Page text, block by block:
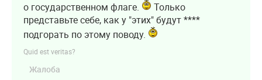
о государственном флаге.
Только
представьте себе, как у "этих" будут ****
подгорать по этому поводу.
Quid est veritas?
Жалоба